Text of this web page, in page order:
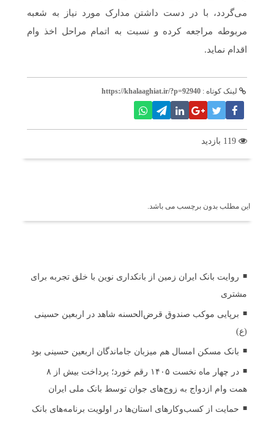
می‌گردد، با در دست داشتن مدارک مورد نیاز به شعبه
مربوطه مراجعه کرده و نسبت به اتمام مراحل اخذ وام
اقدام نماید.
لینک کوتاه : https://khalaaghiat.ir/?p=92940
این مطلب بدون برچسب می باشد.
روایت بانک ایران زمین از بانکداری نوین با خلق تجربه برای
مشتری
برپایی موکب صندوق قرض‌الحسنه شاهد در اربعین حسینی
(ع)
بانک مسکن امسال هم میزبان جاماندگان اربعین حسینی بود
در چهار ماه نخست ۱۴۰۵ رقم خورد؛ پرداخت بیش از ۸
همت وام ازدواج به زوج‌های جوان توسط بانک ملی ایران
حمایت از کسب‌وکارهای استان‌ها در اولویت برنامه‌های بانک